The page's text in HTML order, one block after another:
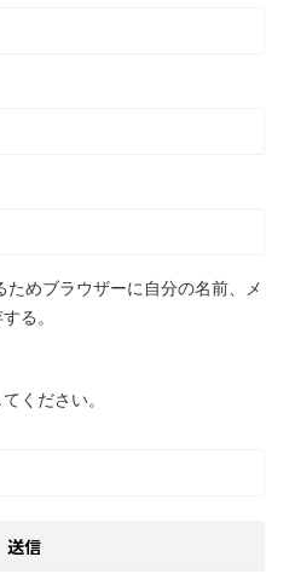
ためブラウザーに自分の名前、メ
る。
ください。